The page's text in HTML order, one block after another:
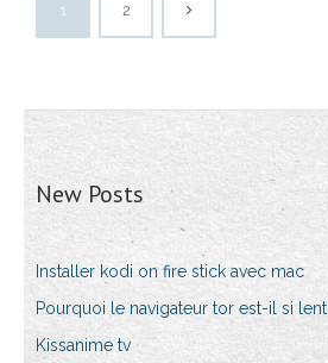
1 2
New Posts
Installer kodi on fire stick avec mac
Pourquoi le navigateur tor est-il si lent
Kissanime tv